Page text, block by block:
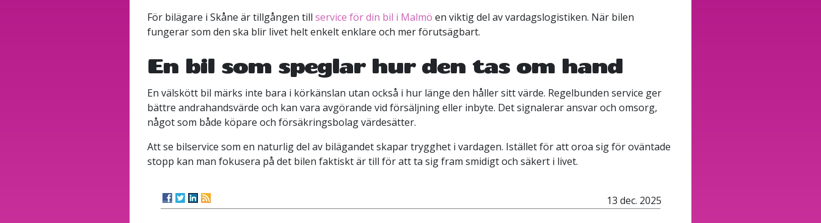
För bilägare i Skåne är tillgången till service för din bil i Malmö en viktig del av vardagslogistiken. När bilen
fungerar som den ska blir livet helt enkelt enklare och mer förutsägbart.
En bil som speglar hur den tas om hand
En välskött bil märks inte bara i körkänslan utan också i hur länge den håller sitt värde. Regelbunden service ger
bättre andrahandsvärde och kan vara avgörande vid försäljning eller inbyte. Det signalerar ansvar och omsorg,
något som både köpare och försäkringsbolag värdesätter.
Att se bilservice som en naturlig del av bilägandet skapar trygghet i vardagen. Istället för att oroa sig för oväntade
stopp kan man fokusera på det bilen faktiskt är till för att ta sig fram smidigt och säkert i livet.
13 dec. 2025